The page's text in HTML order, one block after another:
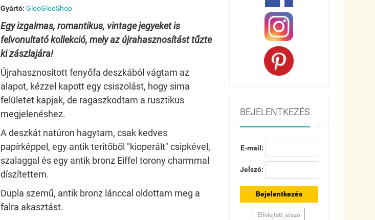
Gyártó: GlooGlooShop
Egy izgalmas, romantikus, vintage jegyeket is
felvonultató kollekció, mely azújrahasznosításttűzte
ki zászlajára!
Újrahasznosított fenyőfa deszkából vágtam az
alapot, kézzel kapott egy csiszolást, hogy sima
felületet kapjak, de ragaszkodtam a rusztikus
megjelenéshez.
A deszkát natúron hagytam, csak kedves
papírképpel, egy antik terítőből "kioperált" csipkével,
szalaggal és egy antik bronz Eiffel torony charmmal
díszítettem.
Dupla szemű, antik bronz lánccal oldottam meg a
falra akasztást.
BEJELENTKEZÉS
E-mail:
Jelszó:
Bejelentkezés
Elfelejtett jelszó